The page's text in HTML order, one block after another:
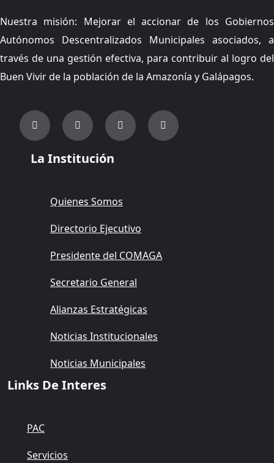
Nuestra misión: Mejorar el accionar de los Gobiernos
Autónomos Descentralizados Municipales asociados, a
través de una gestión efectiva, para contribuir al logro del
Buen Vivir de la población de la Amazonía y Galápagos.
La Institución
Quienes Somos
Directorio Ejecutivo
Presidente del COMAGA
Secretario General
Alianzas Estratégicas
Noticias Institucionales
Noticias Municipales
Links De Interes
PAC
Servicios